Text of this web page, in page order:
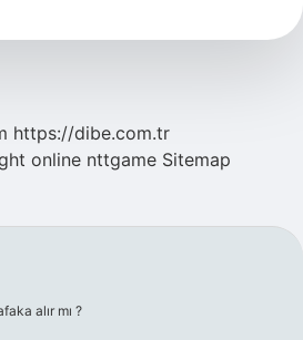
https://dibe.com.tr
online nttgame Sitemap
alır mı ?